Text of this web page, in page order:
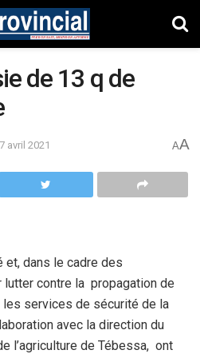
de 13 q de
avril 2021 AA
et, dans le cadre des
contre la propagation de
les services de sécurité de la
avec la direction du
l’agriculture de Tébessa, ont